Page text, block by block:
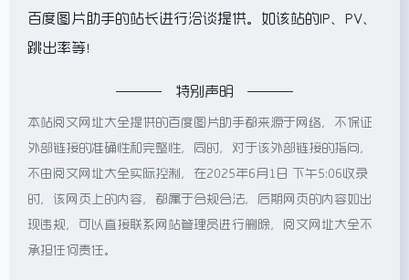
百度图片助手的站长进行洽谈提供。如该站的IP、PV、
跳出率等！
特别声明
本站阅文网址大全提供的百度图片助手都来源于网络，不保证
外部链接的准确性和完整性，同时，对于该外部链接的指向，
不由阅文网址大全实际控制，在2025年6月1日 下午5:06收录
时，该网页上的内容，都属于合规合法，后期网页的内容如出
现违规，可以直接联系网站管理员进行删除，阅文网址大全不
承担任何责任。